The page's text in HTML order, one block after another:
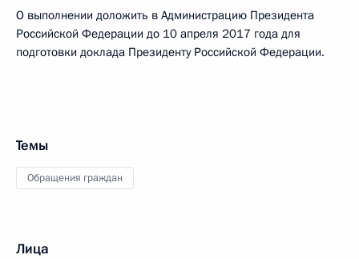
О выполнении доложить в Администрацию Президента
Российской Федерации до 10 апреля 2017 года для
подготовки доклада Президенту Российской Федерации.
Темы
Обращения граждан
Лица